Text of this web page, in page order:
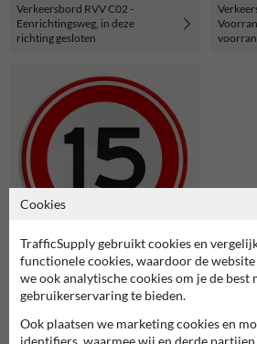
Verkeersbord RVV C02 -
Eenrichtingsweg, in deze
richting gesloten
Verkeersbord RVV A01-15 -
Maximum snelheid 15 km/h
Cookies
TrafficSupply gebruikt cookies en
functionele cookies, waardoor de
we ook analytische cookies om je de best
gebruikerservaring te bieden.
Ook plaatsen we marketing cookies en
identifiers, waarmee wij en derde partijen